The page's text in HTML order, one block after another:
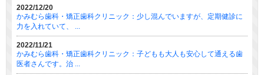
2022/12/20
かみむら歯科・矯正歯科クリニック：少し混んでいますが、定期健診に
力を入れていて、 ...
2022/11/21
かみむら歯科・矯正歯科クリニック：子どもも大人も安心して通える歯
医者さんです。治 ...